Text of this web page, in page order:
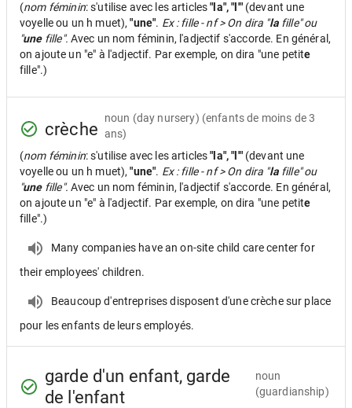
(nom féminin: s'utilise avec les articles"la", "l'" (devant une
voyelle ou un h muet),"une". Ex : fille - nf > On dira "lafille" ou
"unefille". Avec un nom féminin, l'adjectif s'accorde. En général,
on ajoute un "e" à l'adjectif. Par exemple, on dira "une petite
fille".)
crèche
noun (day nursery) (enfants de moins de 3
ans)
(nom féminin: s'utilise avec les articles"la", "l'" (devant une
voyelle ou un h muet),"une". Ex : fille - nf > On dira "lafille" ou
"unefille". Avec un nom féminin, l'adjectif s'accorde. En général,
on ajoute un "e" à l'adjectif. Par exemple, on dira "une petite
fille".)
Many companies have an on-site child care center for
their employees' children.
Beaucoup d'entreprises disposent d'une crèche sur place
pour les enfants de leurs employés.
garde d'un enfant, garde
de l'enfant
noun
(guardianship)